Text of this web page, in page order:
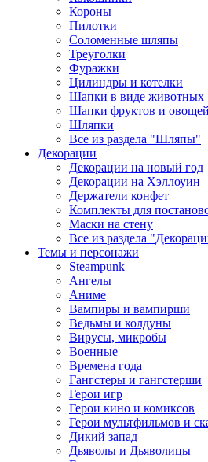
Короны
Пилотки
Соломенные шляпы
Треуголки
Фуражки
Цилиндры и котелки
Шапки в виде животных
Шапки фруктов и овощей
Шляпки
Все из раздела "Шляпы"
Декорации
Декорации на новый год
Декорации на Хэллоуин
Держатели конфет
Комплекты для
Маски на стену
Все из раздела
Темы и персонажи
Steampunk
Ангелы
Аниме
Вампиры и вампирши
Ведьмы и колдуны
Вирусы, микробы
Военные
Времена года
Гангстеры и гангстерши
Герои игр
Герои кино и комиксов
Герои мультфильмов и
Дикий запад
Дьяволы и Дьяволицы